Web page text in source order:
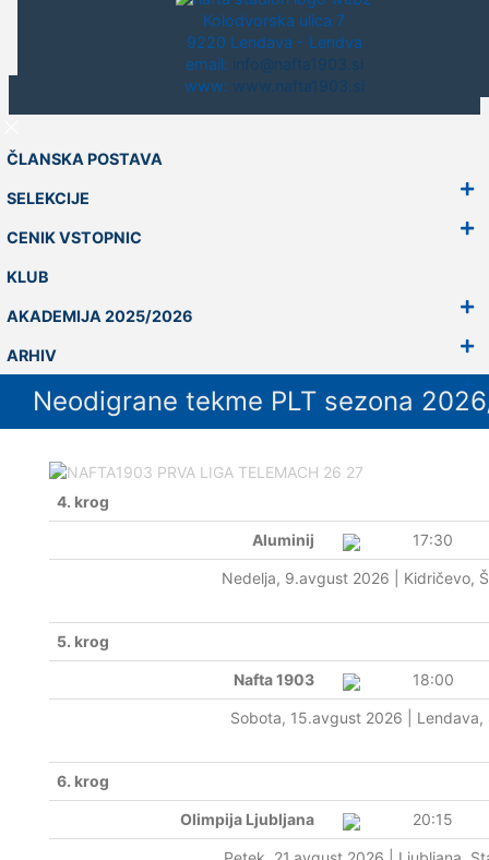
Kolodvorska ulica 7
9220 Lendava - Lendva
email: info@nafta1903.si
www: www.nafta1903.si
ČLANSKA POSTAVA
SELEKCIJE
CENIK VSTOPNIC
KLUB
AKADEMIJA 2025/2026
ARHIV
Neodigrane tekme PLT sezona
4. krog
Aluminij 17:30
Nedelja, 9.avgust 2026 | Kidričevo,
5. krog
Nafta 1903 18:00
Sobota, 15.avgust 2026 |
6. krog
Olimpija Ljubljana 20:15